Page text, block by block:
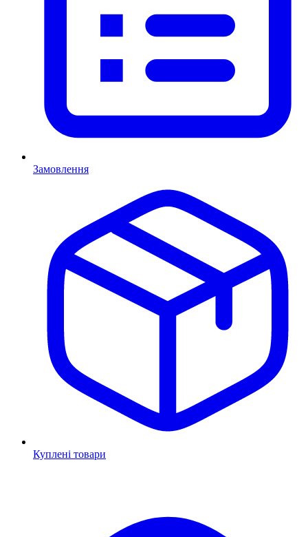
Замовлення
Куплені товари